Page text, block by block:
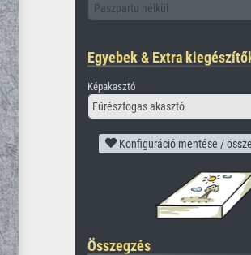
Paszpartu nélkül
Egyebek & Extra
Képakasztó
Fűrészfogas akasztó
Konfiguráció mentése /
Összegzés